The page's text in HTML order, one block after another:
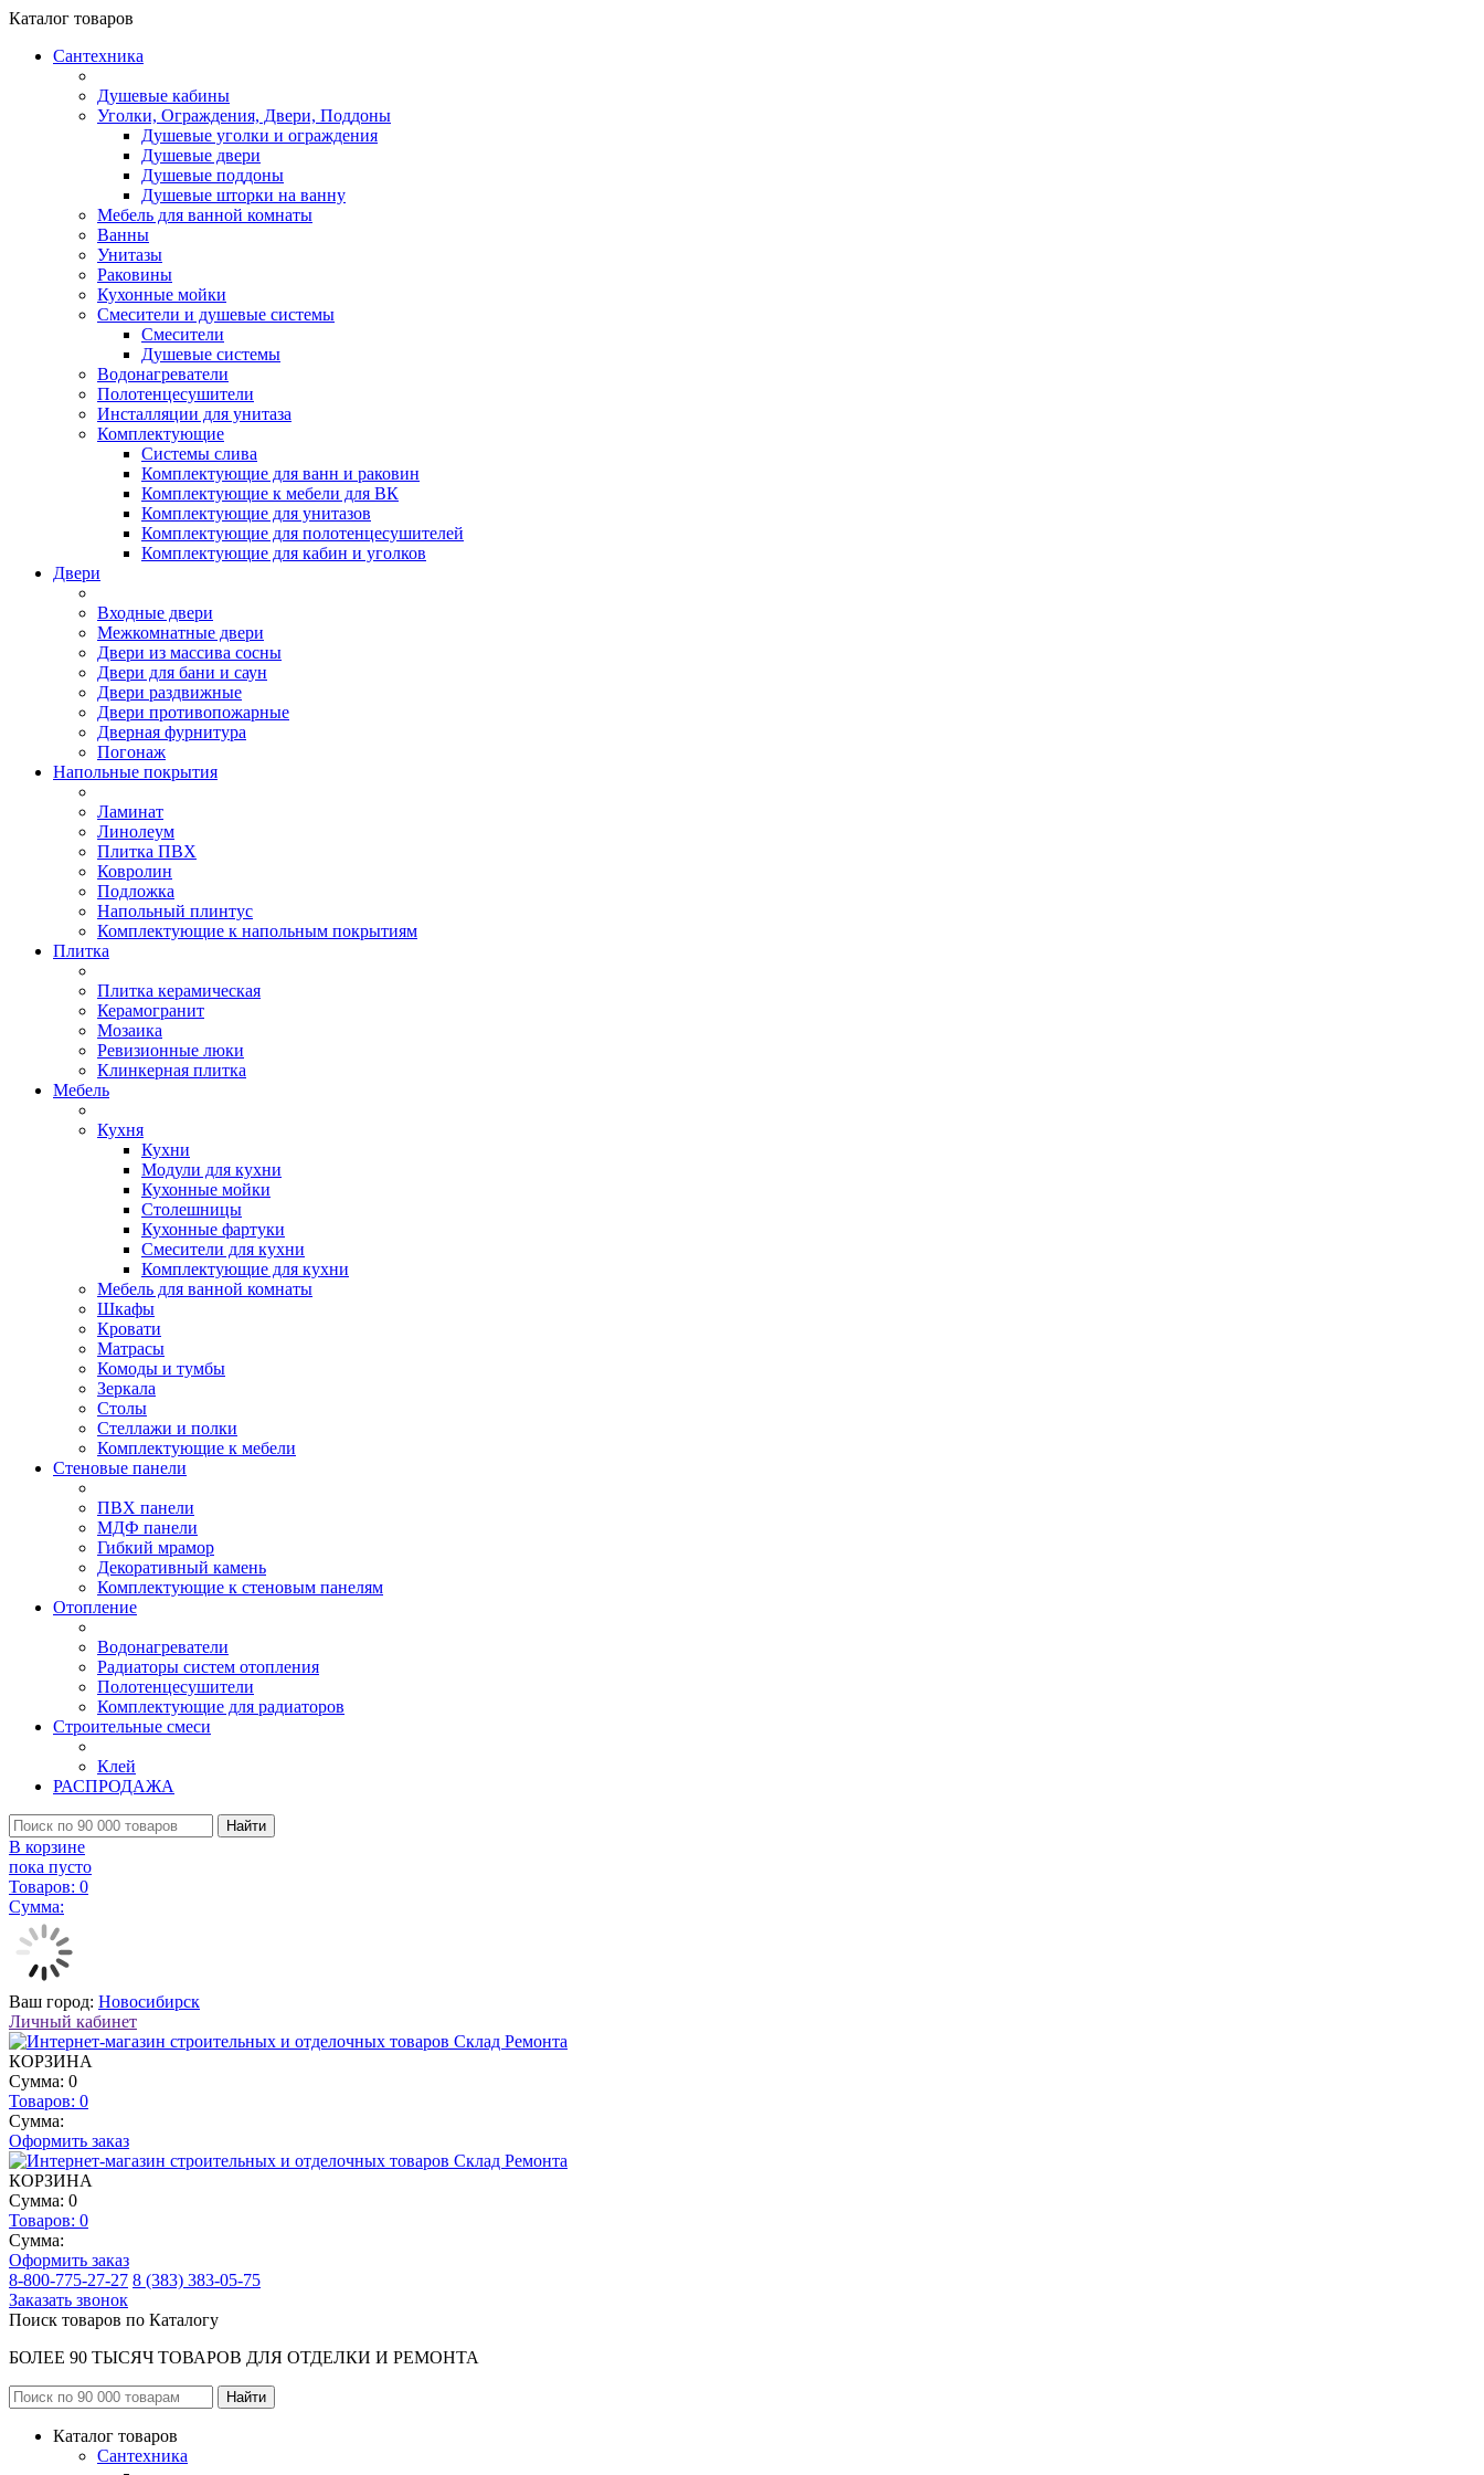
Каталог товаров
Сантехника
Душевые кабины
Уголки, Ограждения, Двери, Поддоны
Душевые уголки и ограждения
Душевые двери
Душевые поддоны
Душевые шторки на ванну
Мебель для ванной комнаты
Ванны
Унитазы
Раковины
Кухонные мойки
Смесители и душевые системы
Смесители
Душевые системы
Водонагреватели
Полотенцесушители
Инсталляции для унитаза
Комплектующие
Системы слива
Комплектующие для ванн и раковин
Комплектующие к мебели для ВК
Комплектующие для унитазов
Комплектующие для полотенцесушителей
Комплектующие для кабин и уголков
Двери
Входные двери
Межкомнатные двери
Двери из массива сосны
Двери для бани и саун
Двери раздвижные
Двери противопожарные
Дверная фурнитура
Погонаж
Напольные покрытия
Ламинат
Линолеум
Плитка ПВХ
Ковролин
Подложка
Напольный плинтус
Комплектующие к напольным покрытиям
Плитка
Плитка керамическая
Керамогранит
Мозаика
Ревизионные люки
Клинкерная плитка
Мебель
Кухня
Кухни
Модули для кухни
Кухонные мойки
Столешницы
Кухонные фартуки
Смесители для кухни
Комплектующие для кухни
Мебель для ванной комнаты
Шкафы
Кровати
Матрасы
Комоды и тумбы
Зеркала
Столы
Стеллажи и полки
Комплектующие к мебели
Стеновые панели
ПВХ панели
МДФ панели
Гибкий мрамор
Декоративный камень
Комплектующие к стеновым панелям
Отопление
Водонагреватели
Радиаторы систем отопления
Полотенцесушители
Комплектующие для радиаторов
Строительные смеси
Клей
РАСПРОДАЖА
Найти
В корзине
пока пусто
Товаров: 0
Сумма:
Ваш город: Новосибирск
Личный кабинет
КОРЗИНА
Сумма: 0
Товаров: 0
Сумма:
Оформить заказ
КОРЗИНА
Сумма: 0
Товаров: 0
Сумма:
Оформить заказ
8-800-775-27-27 8 (383) 383-05-75
Заказать звонок
Поиск товаров по Каталогу
БОЛЕЕ 90 ТЫСЯЧ ТОВАРОВ ДЛЯ ОТДЕЛКИ И РЕМОНТА
Каталог товаров
Сантехника